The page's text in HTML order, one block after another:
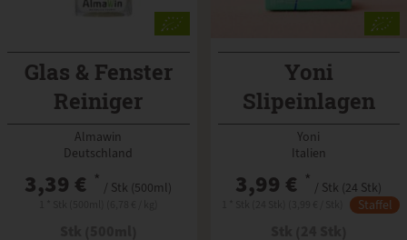
Glas & Fenster
Reiniger
Frühjahrsputz
Almawin
Deutschland
3,39 € * / Stk (500ml)
Yoni
Slipeinlagen
normal
Yoni
Italien
3,99 € * / Stk (24 Stk)
Staffel